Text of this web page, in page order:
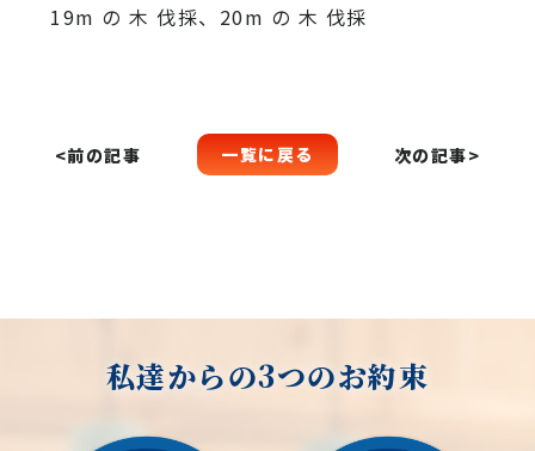
19m の 木 伐採、20m の 木 伐採
<前の記事 一覧に戻る 次の記事>
私達からの3つのお約束